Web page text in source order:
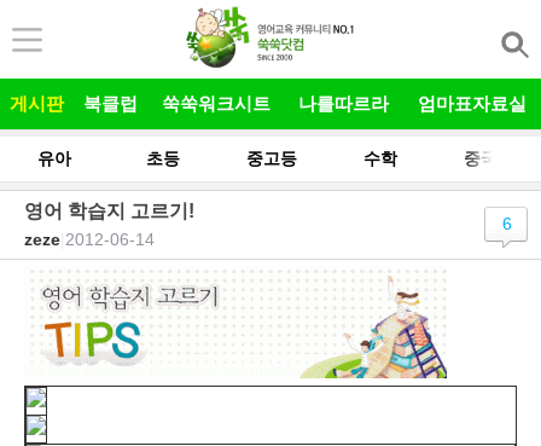
게시판 북클럽 쑥쑥워크시트 나를따르라 엄마표자료실
유아 초등 중고등 수학 중국어
영어 학습지 고르기!
zeze 2012-06-14
6